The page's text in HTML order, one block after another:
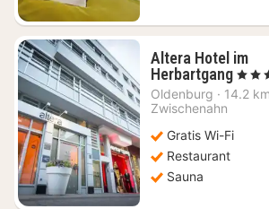
Altera Hotel im
Herbartgang1
nat
, 4
Oldenburg · 14.2
Zwischenahn
Gratis Wi-Fi
Restaurant
Sauna